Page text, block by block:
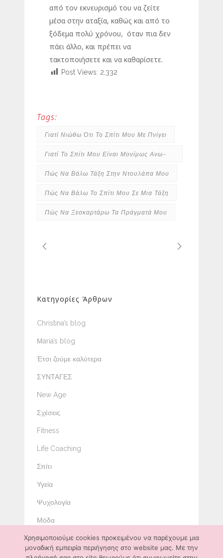
από τον εκνευρισμό του να ζείτε
μέσα στην αταξία, καθώς και από το
ξόδεμα πολύ χρόνου, όταν πια δεν
πάει άλλο, και πρέπει να
τακτοποιήσετε και να καθαρίσετε.
Post Views: 2,332
Tags:
Γιατί Νιώθω Ότι Το Σπίτι Μου Με Πνίγει
Γιατί Το Σπίτι Μου Είναι Μονίμως Ανω-
Κάτω
Πώς Να Βάλω Τάξη Στην Ντουλάπα Μου
Πώς Να Βάλω Το Σπίτι Μου Σε Μια Τάξη
Πώς Να Ξεσκαρτάρω Τα Πράγματά Μου
Κατηγορίες Άρθρων
Christina’s blog
Μaria’s blog
Έτσι ζούμε καλύτερα
ΣΥΝΤΑΓΕΣ
New Age
Σχέσεις
Fitness
Life Coaching
Σπίτι
Υγεία
Ψυχολογία
Μόδα
Ομορφιά
Διατροφή
Χρησιμοποιούμε cookies προκειμένου να παρέχουμε μια
μοναδική εμπειρία περιήγησης στο website μας. Με την